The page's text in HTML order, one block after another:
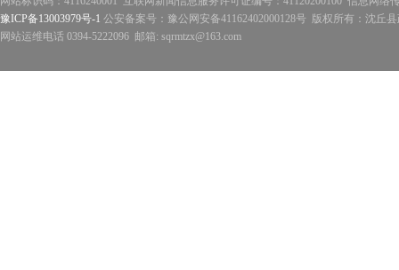
豫ICP备13003979号-1 公安备案号：豫公网安备41162402000128号 版权所有：沈丘
网站运维电话 0394-5222096 邮箱: sqrmtzx@163.com